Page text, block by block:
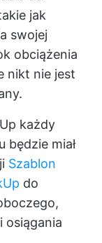
jak
swojej
obciążenia
nikt nie jest
każdy
będzie miał
Szablon
do
osiągania